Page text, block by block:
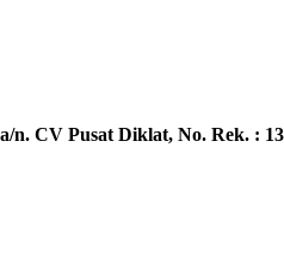
CV Pusat Diklat, No. Rek. :